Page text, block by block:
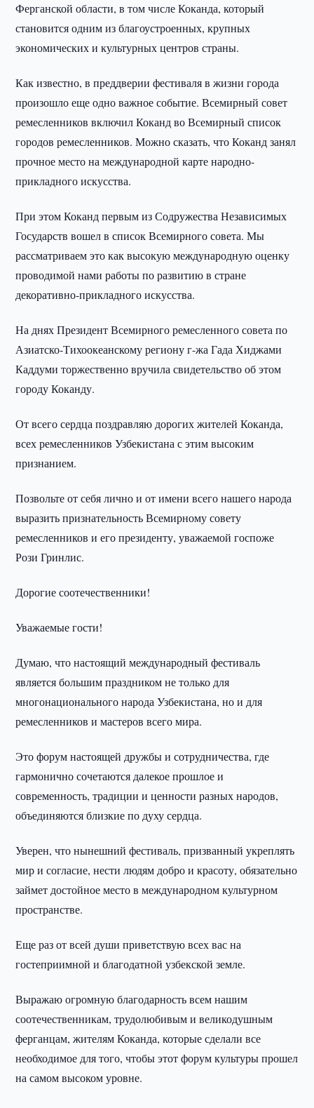
Ферганской области, в том числе Коканда, который
становится одним из благоустроенных, крупных
экономических и культурных центров страны.
Как известно, в преддверии фестиваля в жизни города
произошло еще одно важное событие. Всемирный совет
ремесленников включил Коканд во Всемирный список
городов ремесленников. Можно сказать, что Коканд занял
прочное место на международной карте народно-
прикладного искусства.
При этом Коканд первым из Содружества Независимых
Государств вошел в список Всемирного совета. Мы
рассматриваем это как высокую международную оценку
проводимой нами работы по развитию в стране
декоративно-прикладного искусства.
На днях Президент Всемирного ремесленного совета по
Азиатско-Тихоокеанскому региону г-жа Гада Хиджами
Каддуми торжественно вручила свидетельство об этом
городу Коканду.
От всего сердца поздравляю дорогих жителей Коканда,
всех ремесленников Узбекистана с этим высоким
признанием.
Позвольте от себя лично и от имени всего нашего народа
выразить признательность Всемирному совету
ремесленников и его президенту, уважаемой госпоже
Рози Гринлис.
Дорогие соотечественники!
Уважаемые гости!
Думаю, что настоящий международный фестиваль
является большим праздником не только для
многонационального народа Узбекистана, но и для
ремесленников и мастеров всего мира.
Это форум настоящей дружбы и сотрудничества, где
гармонично сочетаются далекое прошлое и
современность, традиции и ценности разных народов,
объединяются близкие по духу сердца.
Уверен, что нынешний фестиваль, призванный укреплять
мир и согласие, нести людям добро и красоту, обязательно
займет достойное место в международном культурном
пространстве.
Еще раз от всей души приветствую всех вас на
гостеприимной и благодатной узбекской земле.
Выражаю огромную благодарность всем нашим
соотечественникам, трудолюбивым и великодушным
ферганцам, жителям Коканда, которые сделали все
необходимое для того, чтобы этот форум культуры прошел
на самом высоком уровне.